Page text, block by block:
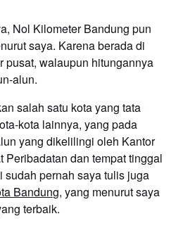
Nol Kilometer Bandung pun
saya. Karena berada di
pusat, walaupun hitungannya
alun.
salah satu kota yang tata
kota lainnya, yang pada
yang dikelilingi oleh Kantor
Peribadatan dan tempat tinggal
sudah pernah saya tulis juga
Bandung, yang menurut saya
terbaik.